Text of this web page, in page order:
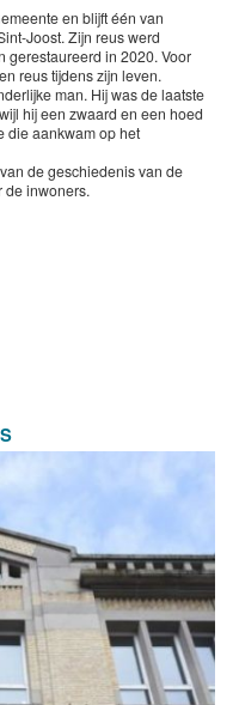
en blijft één van
Joost. Zijn reus werd
gerestaureerd in 2020. Voor
reus tijdens zijn leven.
man. Hij was de laatste
hij een zwaard en een hoed
die aankwam op het
de geschiedenis van de
de inwoners.